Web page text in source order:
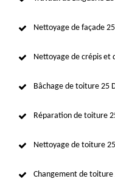
Nettoyage de façade 25
Nettoyage de crépis et
Bâchage de toiture 25
Réparation de toiture
Nettoyage de toiture
Changement de toiture